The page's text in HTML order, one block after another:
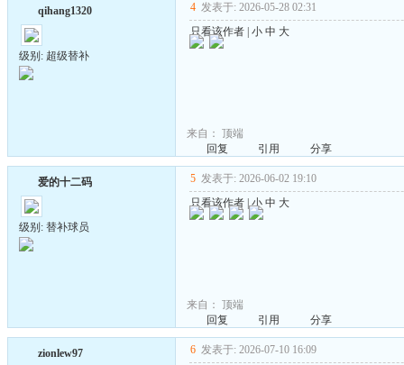
qihang1320
级别: 超级替补
4 发表于: 2026-05-28 02:31
只看该作者 小 中 大
来自： 顶端
回复
引用 分享
爱的十二码
级别: 替补球员
5 发表于: 2026-06-02 19:10
只看该作者 |小 中 大
来自： 顶端
回复
引用 分享
zionlew97 6 发表于: 2026-07-10 16:09